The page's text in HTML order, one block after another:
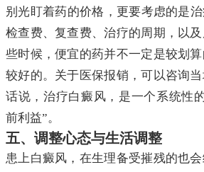
别光盯着药的价格，更要考虑的是
检查费、复查费、治疗的周期，以
些时候，便宜的药并不一定是较划
较好的。关于医保报销，可以咨询
话说，治疗白癜风，是一个系统性
前利益”。
五、调整心态与生活调整
患上白癜风，在生理备受摧残的也